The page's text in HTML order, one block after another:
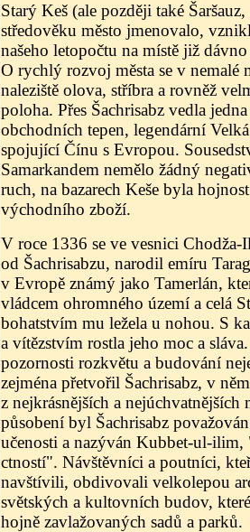
Starý Keš (ale později také
středověku město jmenovalo,
našeho letopočtu na místě již
O rychlý rozvoj města se v nemalé
naleziště olova, stříbra a rovněž
poloha. Přes Šachrisabz vedla
obchodních tepen, legendární
spojující Čínu s Evropou.
Samarkandem nemělo žádný
ruch, na bazarech Keše byla
východního zboží.
V roce 1336 se ve vesnici
od Šachrisabzu, narodil emíru
v Evropě známý jako Tamerlán,
vládcem ohromného území a celá
bohatstvím mu ležela u nohou. S
a vítězstvím rostla jeho moc a
pozornosti rozkvětu a budování
zejména přetvořil Šachrisabz, v
z nejkrásnějších a
působení byl Šachrisabz
učenosti a nazýván Kubbet-ul-
ctností". Návštěvníci a poutníci,
navštívili, obdivovali velkolepou
světských a kultovních budov,
hojně zavlažovaných sadů a parků.